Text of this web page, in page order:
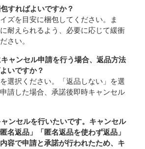
すればよいですか？
ズを目安に梱包してください。ま
耐えられるよう、必要に応じて緩衝
さい。
ャンセル申請を行う場合、返品方法
いですか？
選択ください。「返品しない」を選
請した場合、承諾後即時キャンセル
ンセルを行いたいです。キャンセル
名返品」「匿名返品を使わず返品」
容で申請と承諾が行われたため、キ